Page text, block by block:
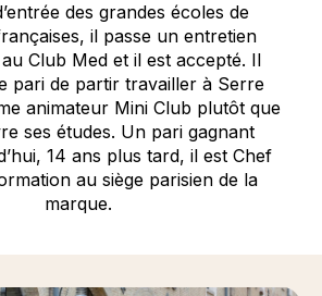
des grandes écoles de
il passe un entretien
au Club Med et il est accepté. Il
pari de partir travailler à Serre
animateur Mini Club plutôt que
ses études. Un pari gagnant
14 ans plus tard, il est Chef
au siège parisien de la
marque.